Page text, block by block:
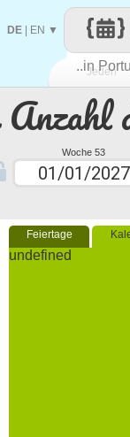
Woche 53
Feiertage
undefined
Jeden
..in
DE EN ▼